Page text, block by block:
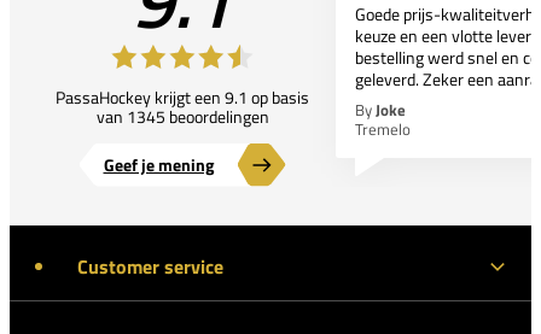
PassaHockey krijgt een 9.1 op basis
van 1345 beoordelingen
Geef je mening
Goede prijs-
keuze en een vlotte
bestelling werd snel en
geleverd. Zeker een
ByJoke
Tremelo
Customer service